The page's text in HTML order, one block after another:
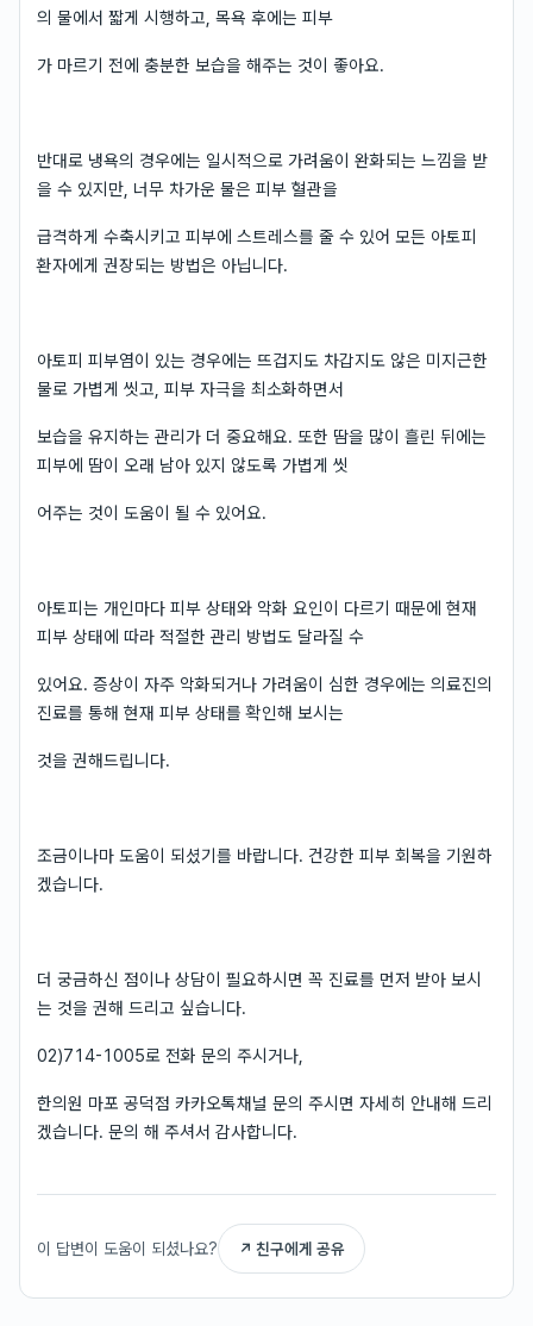
의 물에서 짧게 시행하고, 목욕 후에는 피부
가 마르기 전에 충분한 보습을 해주는 것이 좋아요.
반대로 냉욕의 경우에는 일시적으로 가려움이 완화되는 느낌을 받
을 수 있지만, 너무 차가운 물은 피부 혈관을
급격하게 수축시키고 피부에 스트레스를 줄 수 있어 모든 아토피
환자에게 권장되는 방법은 아닙니다.
아토피 피부염이 있는 경우에는 뜨겁지도 차갑지도 않은 미지근한
물로 가볍게 씻고, 피부 자극을 최소화하면서
보습을 유지하는 관리가 더 중요해요. 또한 땀을 많이 흘린 뒤에는
피부에 땀이 오래 남아 있지 않도록 가볍게 씻
어주는 것이 도움이 될 수 있어요.
아토피는 개인마다 피부 상태와 악화 요인이 다르기 때문에 현재
피부 상태에 따라 적절한 관리 방법도 달라질 수
있어요. 증상이 자주 악화되거나 가려움이 심한 경우에는 의료진의
진료를 통해 현재 피부 상태를 확인해 보시는
것을 권해드립니다.
조금이나마 도움이 되셨기를 바랍니다. 건강한 피부 회복을 기원하
겠습니다.
더 궁금하신 점이나 상담이 필요하시면 꼭 진료를 먼저 받아 보시
는 것을 권해 드리고 싶습니다.
02)714-1005로 전화 문의 주시거나,
한의원 마포 공덕점 카카오톡채널 문의 주시면 자세히 안내해 드리
겠습니다. 문의 해 주셔서 감사합니다.
이 답변이 도움이 되셨나요? ↗ 친구에게 공유